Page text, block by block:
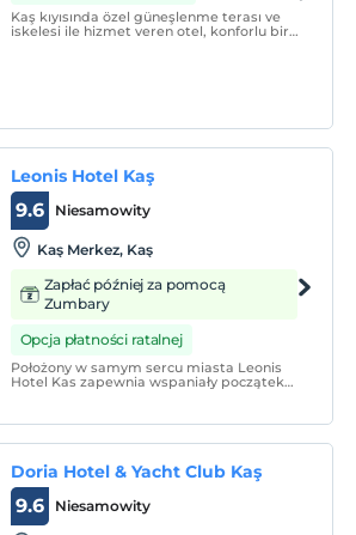
Kaş kıyısında özel güneşlenme terası ve
iskelesi ile hizmet veren otel, konforlu bir
Leonis Hotel Kaş
Niesamowity
9.6
Kaş Merkez, Kaş
Zapłać później za pomocą
Zumbary
Opcja płatności ratalnej
Położony w samym sercu miasta Leonis
Hotel Kas zapewnia wspaniały początek
Doria Hotel & Yacht Club Kaş
Niesamowity
9.6